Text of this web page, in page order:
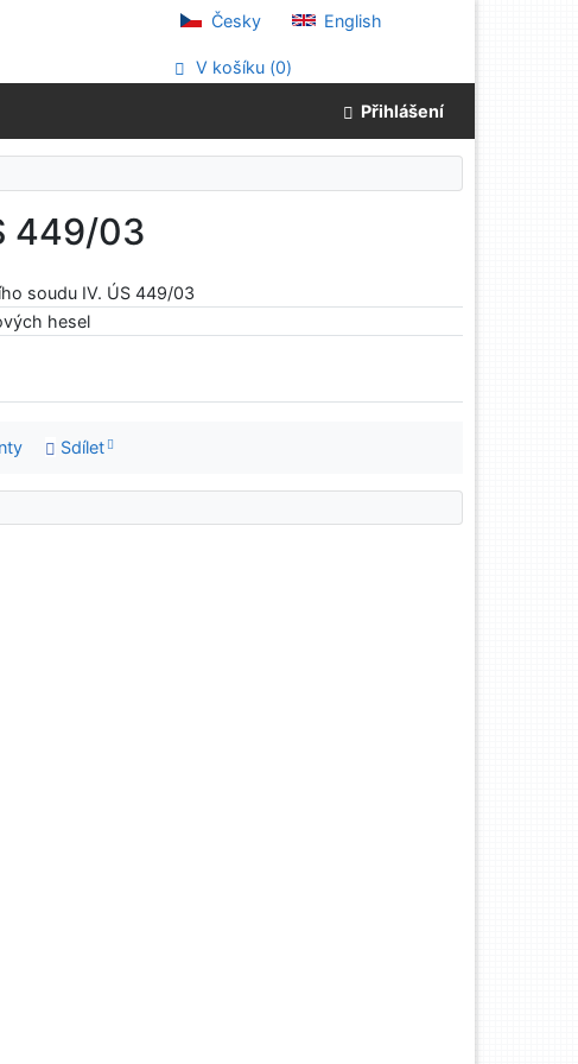
Česky English
V košíku (0)
Přihlášení
449/03
soudu IV. ÚS 449/03
hesel
Sdílet